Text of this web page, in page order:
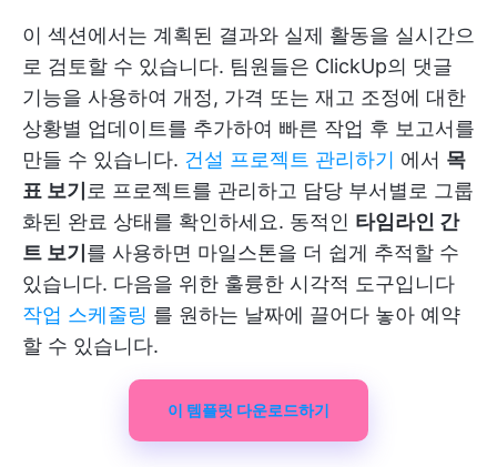
이 섹션에서는 계획된 결과와 실제 활동을 실시간으
로 검토할 수 있습니다. 팀원들은 ClickUp의 댓글
기능을 사용하여 개정, 가격 또는 재고 조정에 대한
상황별 업데이트를 추가하여 빠른 작업 후 보고서를
만들 수 있습니다. 건설 프로젝트 관리하기 에서 목
표 보기 로 프로젝트를 관리하고 담당 부서별로 그룹
화된 완료 상태를 확인하세요. 동적인 타임라인 간
트 보기 를 사용하면 마일스톤을 더 쉽게 추적할 수
있습니다. 다음을 위한 훌륭한 시각적 도구입니다
작업 스케줄링 를 원하는 날짜에 끌어다 놓아 예약
할 수 있습니다.
이 템플릿 다운로드하기